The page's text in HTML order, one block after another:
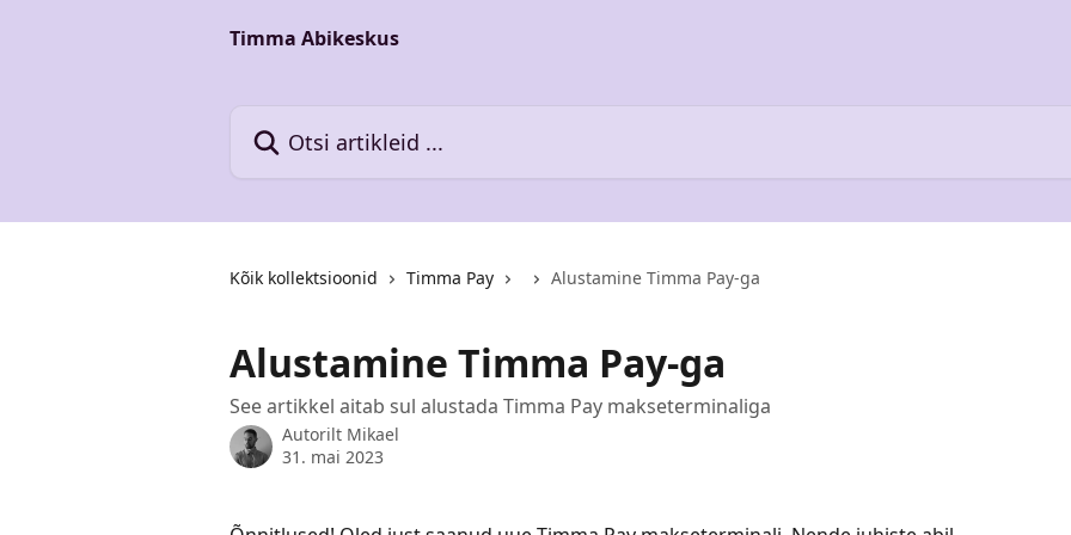
Timma Abikeskus
Kõik kollektsioonid Timma Pay Alustamine Timma Pay-ga
Alustamine Timma Pay-ga
See artikkel aitab sul alustada Timma Pay makseterminaliga
Autorilt Mikael
31. mai 2023